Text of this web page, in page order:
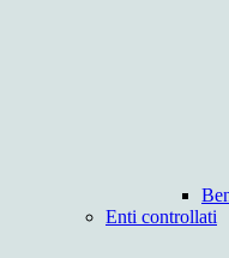
Enti controllati